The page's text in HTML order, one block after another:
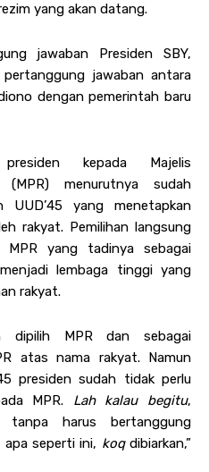
yang akan datang.
jawaban Presiden SBY,
jawaban antara
dengan pemerintah baru
kepada Majelis
(MPR) menurutnya sudah
UUD’45 yang menetapkan
rakyat. Pemilihan langsung
yang tadinya sebagai
lembaga tinggi yang
rakyat.
dipilih MPR dan sebagai
atas nama rakyat. Namun
presiden sudah tidak perlu
MPR. Lah kalau begitu,
tanpa harus bertanggung
apa seperti ini, koqdibiarkan,”